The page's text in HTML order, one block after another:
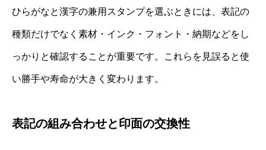
ひらがなと漢字の兼用スタンプを選ぶときには、表記の
種類だけでなく素材・インク・フォント・納期などをし
っかりと確認することが重要です。これらを見誤ると使
い勝手や寿命が大きく変わります。
表記の組み合わせと印面の交換性